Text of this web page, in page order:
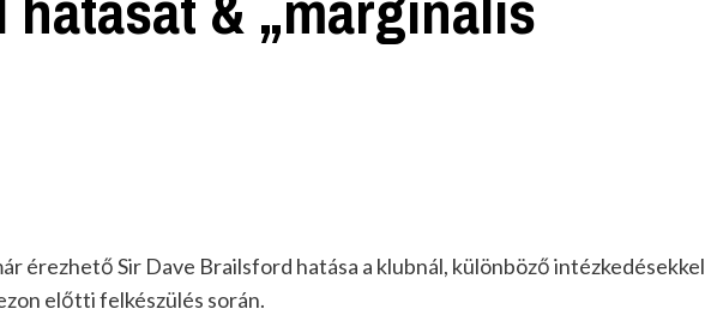
érezhető Sir Dave Brailsford hatása a klubnál, különböző intézkedésekkel
előtti felkészülés során.